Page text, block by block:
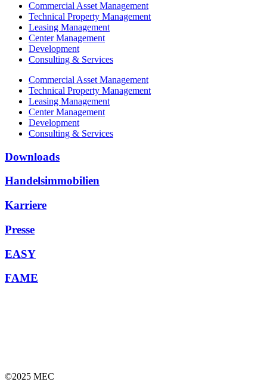
Commercial Asset Management
Technical Property Management
Leasing Management
Center Management
Development
Consulting & Services
Commercial Asset Management
Technical Property Management
Leasing Management
Center Management
Development
Consulting & Services
Downloads
Handelsimmobilien
Karriere
Presse
EASY
FAME
©2025 MEC